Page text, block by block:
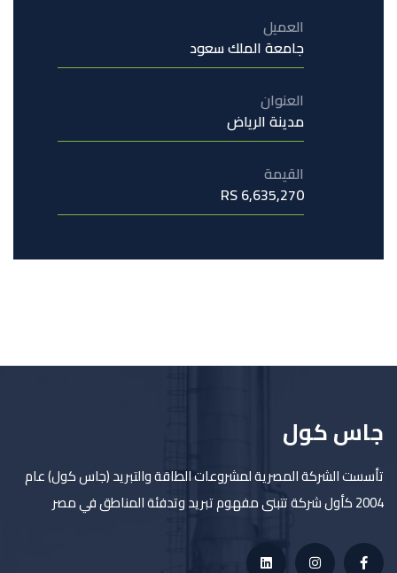
العميل
جامعة الملك سعود
العنوان
مدينة الرياض
القيمة
6,635,270 RS
جاس كول
تأسست الشركة المصرية لمشروعات الطاقة والتبريد (جاس كول) عام
2004 كأول شركة تتبنى مفهوم تبريد وتدفئة المناطق في مصر